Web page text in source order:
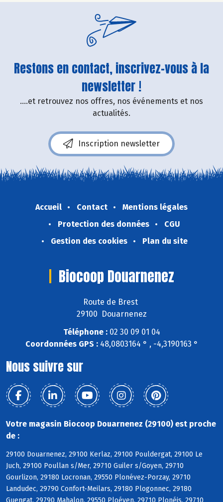
Restons en contact, inscrivez-vous à la
newsletter !
....et retrouvez nos offres, nos événements et nos
actualités.
Inscription newsletter
Accueil Contact
Mentions légales
Protection des données
CGU
Gestion des cookies
Plan du site
Biocoop Douarnenez
Route de Brest
29100 Douarnenez
Téléphone :02 30 09 01 04
Coordonnées GPS :48,0803164 ° , -4,3190163 °
Nous suivre sur
Votre magasin Biocoop Douarnenez (29100) est proche
de :
29100 Douarnenez, 29100 Kerlaz, 29100 Pouldergat, 29100 Le
Juch, 29100 Poullan s/Mer, 29710 Guiler s/Goyen, 29710
Gourlizon, 29180 Locronan, 29550 Plonévez-Porzay, 29710
Landudec, 29790 Confort-Meilars, 29180 Plogonnec, 29180